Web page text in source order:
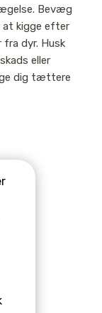
Bevæg
kigge efter
dyr. Husk
eller
dig tættere